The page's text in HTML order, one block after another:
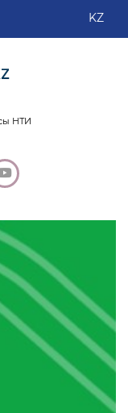
KZ
НТИ